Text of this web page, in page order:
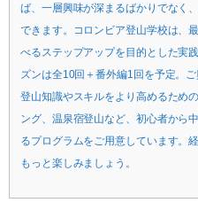
ば、一層興味が深まるばかりでなく
できます。コロンビア登山学校は、
べるステップアップを目的とした実
ズンは全10回＋番外編1回を予定。
登山知識やスキルをより高めるため
ング、温泉宿登山など、初心者から
るプログラムをご用意しています。
もっと楽しみましょう。